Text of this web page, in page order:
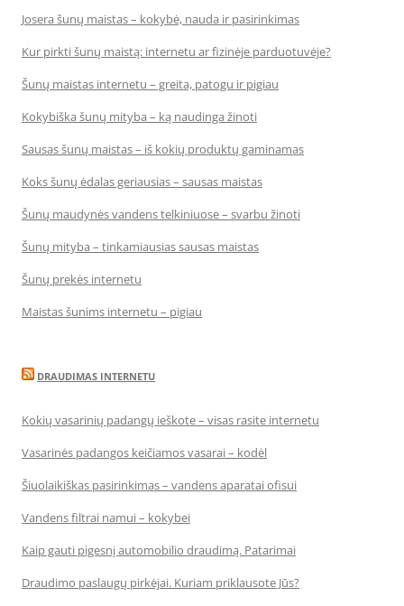
Josera šunų maistas – kokybė, nauda ir pasirinkimas
Kur pirkti šunų maistą: internetu ar fizinėje parduotuvėje?
Šunų maistas internetu – greita, patogu ir pigiau
Kokybiška šunų mityba – ką naudinga žinoti
Sausas šunų maistas – iš kokių produktų gaminamas
Koks šunų ėdalas geriausias – sausas maistas
Šunų maudynės vandens telkiniuose – svarbu žinoti
Šunų mityba – tinkamiausias sausas maistas
Šunų prekės internetu
Maistas šunims internetu – pigiau
DRAUDIMAS INTERNETU
Kokių vasarinių padangų ieškote – visas rasite internetu
Vasarinės padangos keičiamos vasarai – kodėl
Šiuolaikiškas pasirinkimas – vandens aparatai ofisui
Vandens filtrai namui – kokybei
Kaip gauti pigesnį automobilio draudimą. Patarimai
Draudimo paslaugų pirkėjai. Kuriam priklausote Jūs?